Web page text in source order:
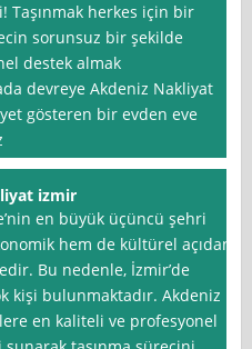
Taşınmak herkes için bir
sorunsuz bir şekilde
destek almak
devreye Akdeniz Nakliyat
gösteren bir evden eve
izmir
en büyük üçüncü şehri
hem de kültürel açıdan
Bu nedenle, İzmir’de
kişi bulunmaktadır. Akdeniz
en kaliteli ve profesyonel